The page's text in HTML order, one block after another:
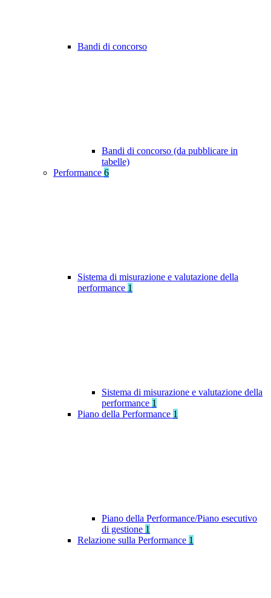
Bandi di concorso
Bandi di concorso (da pubblicare in
tabelle)
Performance 6
Sistema di misurazione e valutazione della
performance 1
Sistema di misurazione e valutazione della
performance 1
Piano della Performance 1
Piano della Performance/Piano esecutivo
di gestione 1
Relazione sulla Performance 1